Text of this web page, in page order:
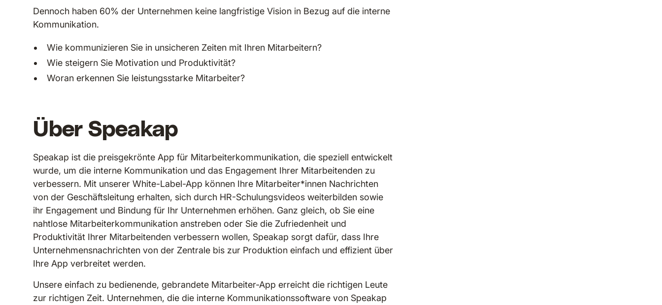
Dennoch haben 60% der Unternehmen keine langfristige Vision in Bezug auf die interne
Kommunikation.
Wie kommunizieren Sie in unsicheren Zeiten mit Ihren Mitarbeitern?
Wie steigern Sie Motivation und Produktivität?
Woran erkennen Sie leistungsstarke Mitarbeiter?
Über Speakap
Speakap ist die preisgekrönte App für Mitarbeiterkommunikation, die speziell entwickelt
wurde, um die interne Kommunikation und das Engagement Ihrer Mitarbeitenden zu
verbessern. Mit unserer White-Label-App können Ihre Mitarbeiter*innen Nachrichten
von der Geschäftsleitung erhalten, sich durch HR-Schulungsvideos weiterbilden sowie
ihr Engagement und Bindung für Ihr Unternehmen erhöhen. Ganz gleich, ob Sie eine
nahtlose Mitarbeiterkommunikation anstreben oder Sie die Zufriedenheit und
Produktivität Ihrer Mitarbeitenden verbessern wollen, Speakap sorgt dafür, dass Ihre
Unternehmensnachrichten von der Zentrale bis zur Produktion einfach und effizient über
Ihre App verbreitet werden.
Unsere einfach zu bedienende, gebrandete Mitarbeiter-App erreicht die richtigen Leute
zur richtigen Zeit. Unternehmen, die die interne Kommunikationssoftware von Speakap